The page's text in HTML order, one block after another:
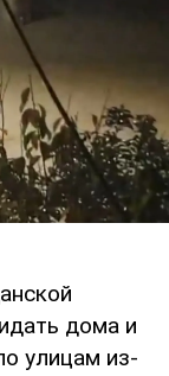
дома и
улицам из-